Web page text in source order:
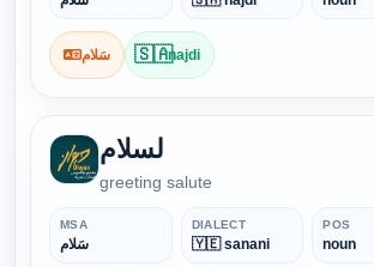
سَلام 🇸🇦najdi
لسلام
greeting salute
MSA
سَلام
DIALECT
🇾🇪 sanani
POS
noun